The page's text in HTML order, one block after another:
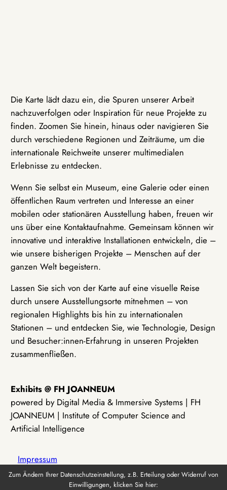
Die Karte lädt dazu ein, die Spuren unserer Arbeit
nachzuverfolgen oder Inspiration für neue Projekte zu
finden. Zoomen Sie hinein, hinaus oder navigieren Sie
durch verschiedene Regionen und Zeiträume, um die
internationale Reichweite unserer multimedialen
Erlebnisse zu entdecken.
Wenn Sie selbst ein Museum, eine Galerie oder einen
öffentlichen Raum vertreten und Interesse an einer
mobilen oder stationären Ausstellung haben, freuen wir
uns über eine Kontaktaufnahme. Gemeinsam können wir
innovative und interaktive Installationen entwickeln, die –
wie unsere bisherigen Projekte – Menschen auf der
ganzen Welt begeistern.
Lassen Sie sich von der Karte auf eine visuelle Reise
durch unsere Ausstellungsorte mitnehmen – von
regionalen Highlights bis hin zu internationalen
Stationen – und entdecken Sie, wie Technologie, Design
und Besucher:innen-Erfahrung in unseren Projekten
zusammenfließen.
Exhibits @ FH JOANNEUM
powered by Digital Media & Immersive Systems | FH
JOANNEUM | Institute of Computer Science and
Artificial Intelligence
Impressum
Zum Ändern Ihrer Datenschutzeinstellung, z.B. Erteilung oder Widerruf von
Einwilligungen, klicken Sie hier: